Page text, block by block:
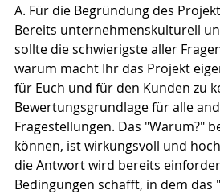
A. Für die Begründung des
Bereits unternehmenskulturell
sollte die schwierigste aller
warum macht Ihr das Projekt
für Euch und für den Kunden zu
Bewertungsgrundlage für alle
Fragestellungen. Das "Warum?"
können, ist wirkungsvoll und
die Antwort wird bereits
Bedingungen schafft, in dem das